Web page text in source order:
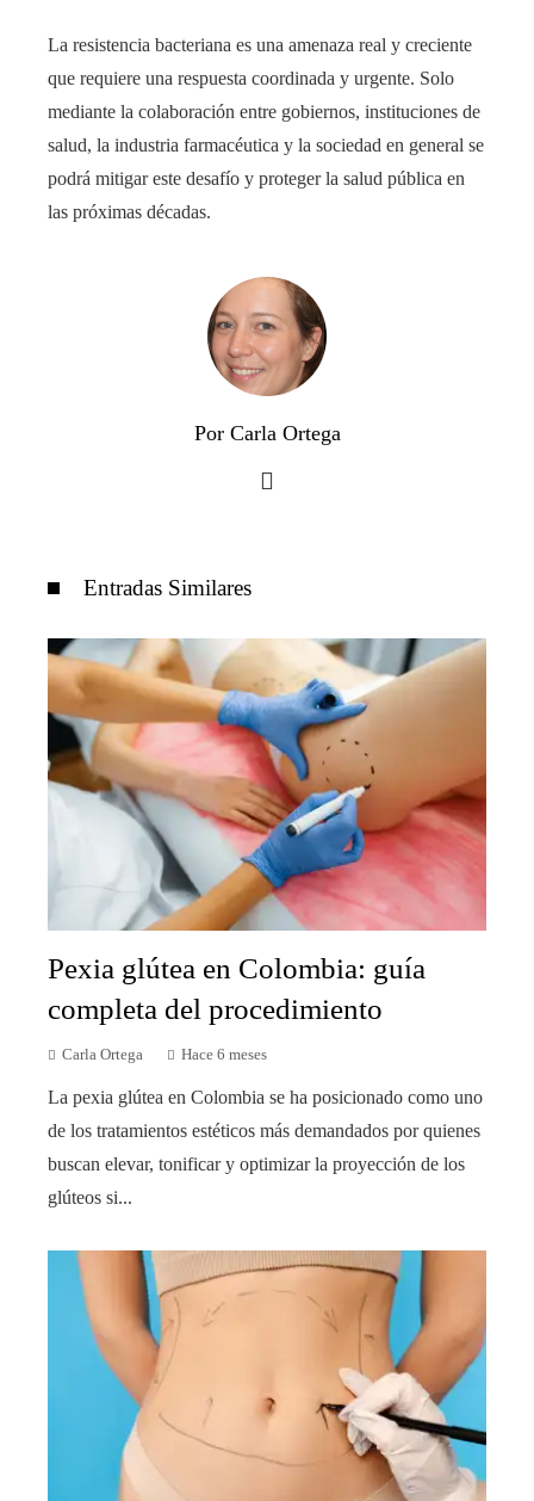
La resistencia bacteriana es una amenaza real y creciente
que requiere una respuesta coordinada y urgente. Solo
mediante la colaboración entre gobiernos, instituciones de
salud, la industria farmacéutica y la sociedad en general se
podrá mitigar este desafío y proteger la salud pública en
las próximas décadas.
Por Carla Ortega
Entradas Similares
Pexia glútea en Colombia: guía
completa del procedimiento
Carla Ortega Hace 6 meses
La pexia glútea en Colombia se ha posicionado como uno
de los tratamientos estéticos más demandados por quienes
buscan elevar, tonificar y optimizar la proyección de los
glúteos si...